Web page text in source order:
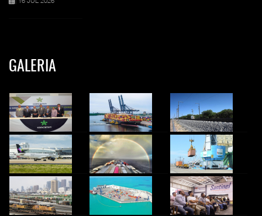
GALERIA